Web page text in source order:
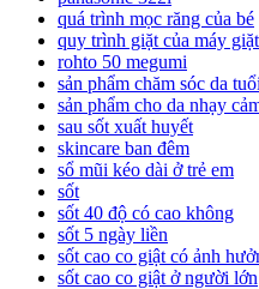
quá trình mọc răng của bé
quy trình giặt của máy
rohto 50 megumi
sản phẩm chăm sóc da
sản phẩm cho da nhạy
sau sốt xuất huyết
skincare ban đêm
sổ mũi kéo dài ở trẻ em
sốt
sốt 40 độ có cao không
sốt 5 ngày liền
sốt cao co giật có ảnh
sốt cao co giật ở người lớn